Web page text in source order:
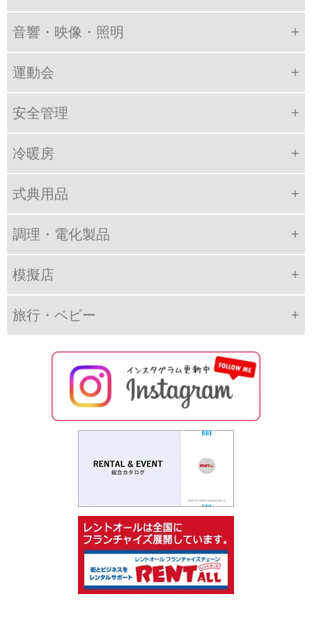
音響・映像・照明
運動会
安全管理
冷暖房
式典用品
調理・電化製品
模擬店
旅行・ベビー